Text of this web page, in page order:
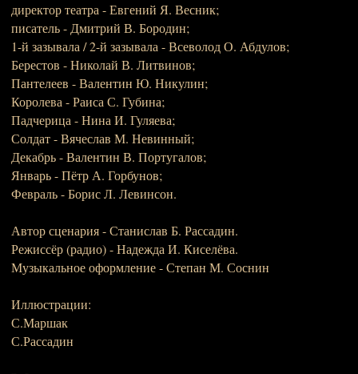
директор театра - Евгений Я. Весник;
писатель - Дмитрий В. Бородин;
1-й зазывала / 2-й зазывала - Всеволод О. Абдулов;
Берестов - Николай В. Литвинов;
Пантелеев - Валентин Ю. Никулин;
Королева - Раиса С. Губина;
Падчерица - Нина И. Гуляева;
Солдат - Вячеслав М. Невинный;
Декабрь - Валентин В. Португалов;
Январь - Пётр А. Горбунов;
Февраль - Борис Л. Левинсон.
Автор сценария - Станислав Б. Рассадин.
Режиссёр (радио) - Надежда И. Киселёва.
Музыкальное оформление - Степан М. Соснин
Иллюстрации:
С.Маршак
С.Рассадин